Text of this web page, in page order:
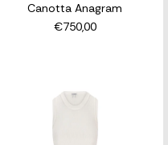
Canotta Anagram
€750,00